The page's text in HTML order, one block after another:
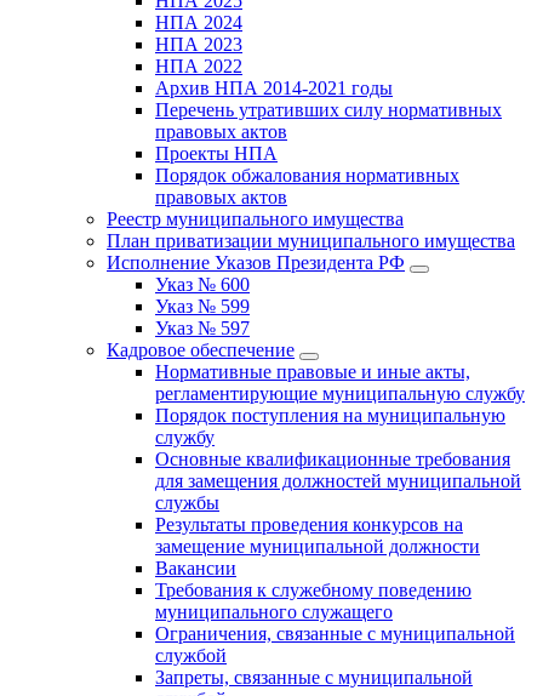
НПА 2024
НПА 2023
НПА 2022
Архив НПА 2014-2021 годы
Перечень утративших силу нормативных
правовых актов
Проекты НПА
Порядок обжалования нормативных
правовых актов
Реестр муниципального имущества
План приватизации муниципального имущества
Исполнение Указов Президента РФ
Указ № 600
Указ № 599
Указ № 597
Кадровое обеспечение
Нормативные правовые и иные акты,
регламентирующие муниципальную службу
Порядок поступления на муниципальную
службу
Основные квалификационные требования
для замещения должностей муниципальной
службы
Результаты проведения конкурсов на
замещение муниципальной должности
Вакансии
Требования к служебному поведению
муниципального служащего
Ограничения, связанные с муниципальной
службой
Запреты, связанные с муниципальной